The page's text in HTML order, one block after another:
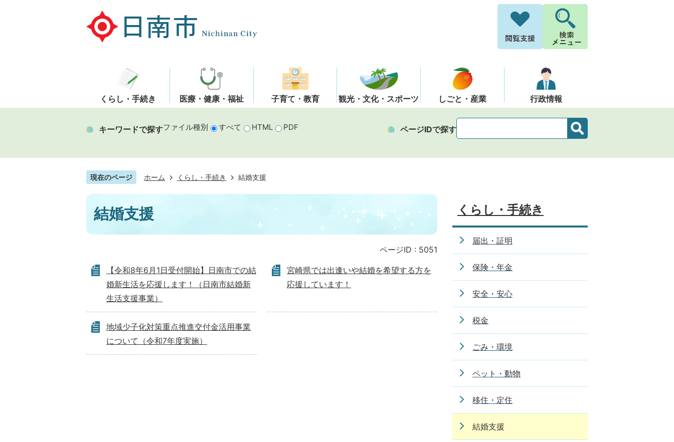
くらし・手続き 医療・健康・福祉 子育て・教育 観光・文化・スポーツ しごと・産業 行政情報
キーワードで探すファイル種別 すべて HTML PDF ページIDで探す
現在のページ ホーム くらし・手続き 結婚支援
結婚支援
ページID : 5051
【令和8年6月1日受付開始】日南市での結
婚新生活を応援します！（日南市結婚新
生活支援事業）
宮崎県では出逢いや結婚を希望する方を
応援しています！
地域少子化対策重点推進交付金活用事業
について（令和7年度実施）
くらし・手続き
届出・証明
保険・年金
安全・安心
税金
ごみ・環境
ペット・動物
移住・定住
結婚支援